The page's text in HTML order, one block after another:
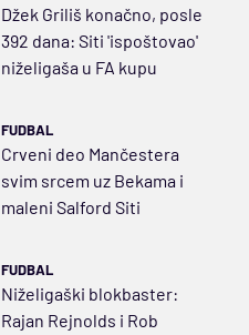
Džek Griliš konačno, posle
392 dana: Siti 'ispoštovao'
niželigaša u FA kupu
FUDBAL
Crveni deo Mančestera
svim srcem uz Bekama i
maleni Salford Siti
FUDBAL
Niželigaški blokbaster:
Rajan Rejnolds i Rob